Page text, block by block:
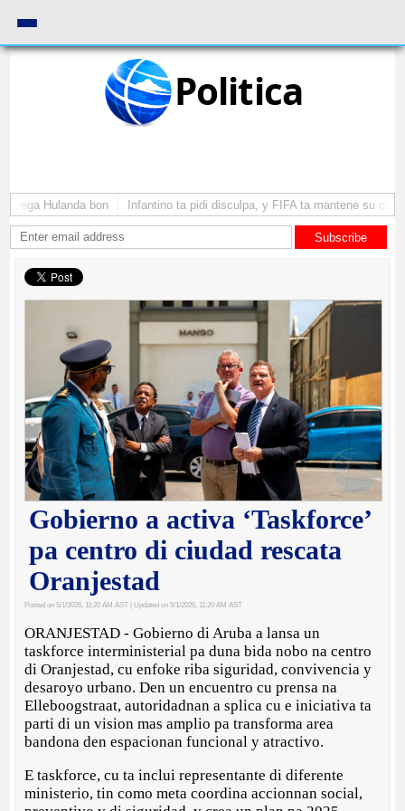
Politica
yega Hulanda bon Infantino ta pidi disculpa, y FIFA ta mantene su como
Subscribe
Gobierno a activa ‘Taskforce’
pa centro di ciudad rescata
Oranjestad
Posted on 5/1/2026, 11:20 AM AST | Updated on 5/1/2026, 11:20 AM AST
ORANJESTAD - Gobierno di Aruba a lansa un
taskforce interministerial pa duna bida nobo na centro
di Oranjestad, cu enfoke riba siguridad, convivencia y
desaroyo urbano. Den un encuentro cu prensa na
Elleboogstraat, autoridadnan a splica cu e iniciativa ta
parti di un vision mas amplio pa transforma area
bandona den espacionan funcional y atractivo.
E taskforce, cu ta inclui representante di diferente
ministerio, tin como meta coordina accionnan social,